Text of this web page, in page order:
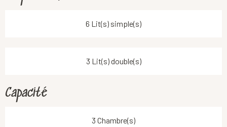
6 Lit(s) simple(s)
3 Lit(s) double(s)
Capacité
3 Chambre(s)